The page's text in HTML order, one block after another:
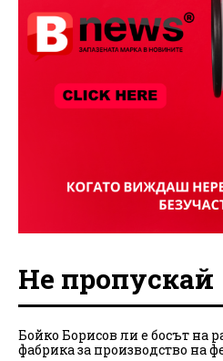
Не пропускай
Бойко Борисов ли е босът на
фабрика за производство на